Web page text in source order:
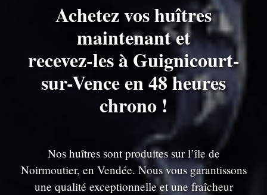
Achetez vos huîtres
maintenant et
recevez-les à Guignicourt-
sur-Vence en 48 heures
chrono !
Nos huîtres sont produites sur l’île de
Noirmoutier, en Vendée. Nous vous garantissons
une qualité exceptionnelle et une fraîcheur